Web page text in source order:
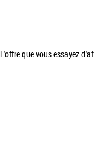
L'offre que vous essayez